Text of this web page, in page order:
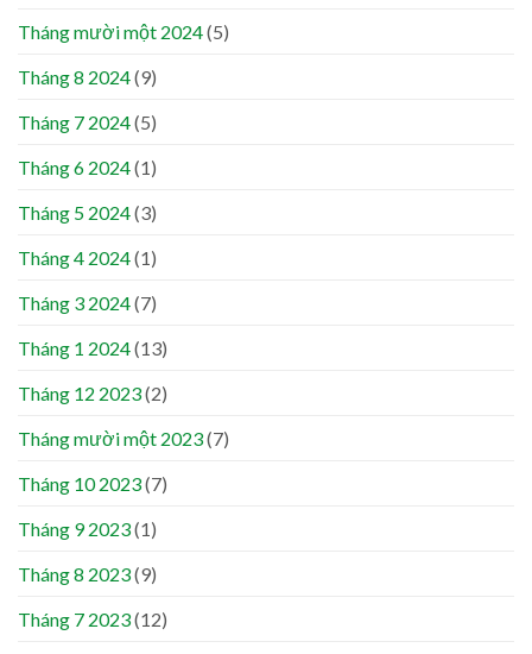
Tháng mười một 2024(5)
Tháng 8 2024(9)
Tháng 7 2024(5)
Tháng 6 2024(1)
Tháng 5 2024(3)
Tháng 4 2024(1)
Tháng 3 2024(7)
Tháng 1 2024(13)
Tháng 12 2023(2)
Tháng mười một 2023(7)
Tháng 10 2023(7)
Tháng 9 2023(1)
Tháng 8 2023(9)
Tháng 7 2023(12)